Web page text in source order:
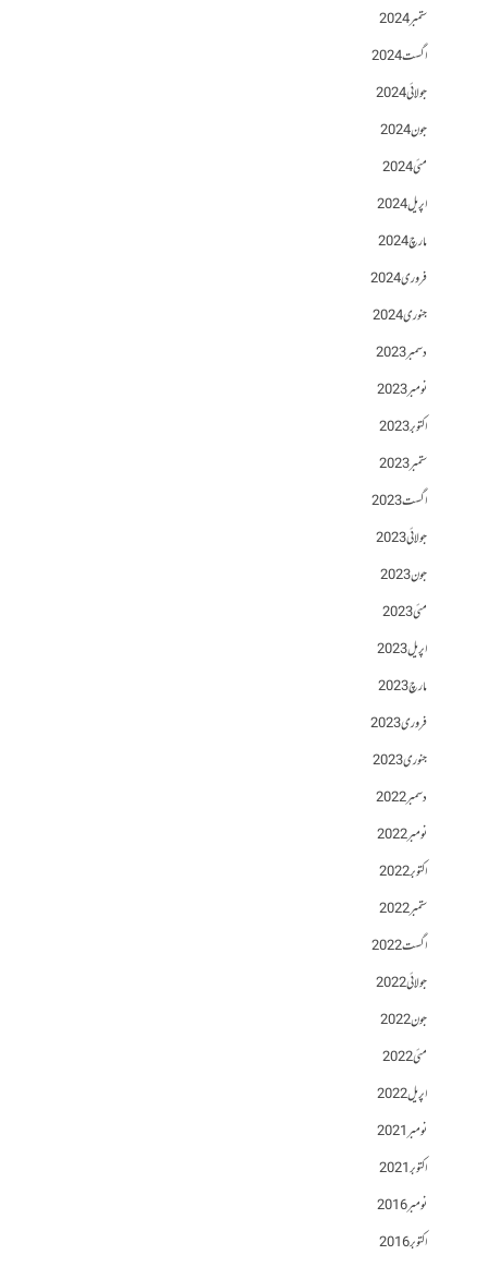
ستمبر 2024
اگست 2024
جولائی 2024
جون 2024
مئی 2024
اپریل 2024
مارچ 2024
فروری 2024
جنوری 2024
دسمبر 2023
نومبر 2023
اکتوبر 2023
ستمبر 2023
اگست 2023
جولائی 2023
جون 2023
مئی 2023
اپریل 2023
مارچ 2023
فروری 2023
جنوری 2023
دسمبر 2022
نومبر 2022
اکتوبر 2022
ستمبر 2022
اگست 2022
جولائی 2022
جون 2022
مئی 2022
اپریل 2022
نومبر 2021
اکتوبر 2021
نومبر 2016
اکتوبر 2016